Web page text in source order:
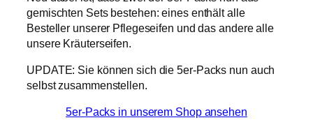
gemischten Sets bestehen: eines enthält alle
Besteller unserer Pflegeseifen und das andere alle
unsere Kräuterseifen.
UPDATE: Sie können sich die 5er-Packs nun auch
selbst zusammenstellen.
5er-Packs in unserem Shop ansehen